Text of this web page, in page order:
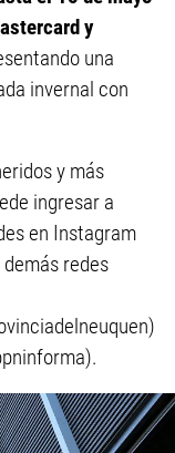
y
una
invernal con
y más
ingresar a
en Instagram
demás redes